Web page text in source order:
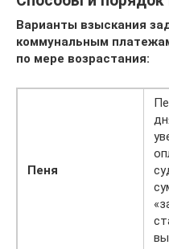
Варианты взыскания
коммунальным
по мере возрастания:
Пеня